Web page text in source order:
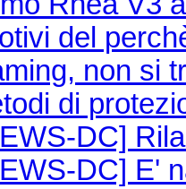
del
non si
di
DC]
DC] E'